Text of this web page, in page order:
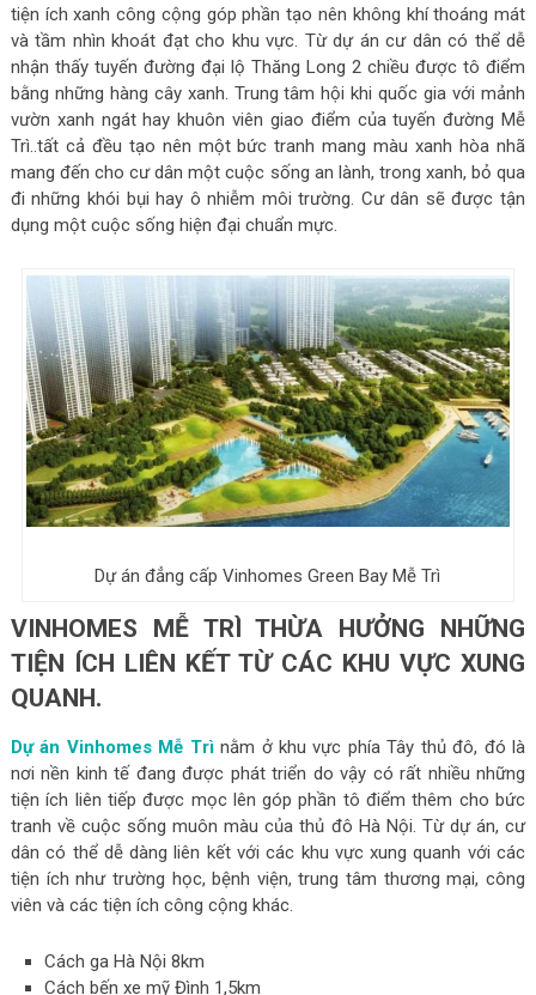
tiện ích xanh công cộng góp phần tạo nên không khí thoáng mát
và tầm nhìn khoát đạt cho khu vực. Từ dự án cư dân có thể dễ
nhận thấy tuyến đường đại lộ Thăng Long 2 chiều được tô điểm
bằng những hàng cây xanh. Trung tâm hội khi quốc gia với mảnh
vườn xanh ngát hay khuôn viên giao điểm của tuyến đường Mễ
Trì..tất cả đều tạo nên một bức tranh mang màu xanh hòa nhã
mang đến cho cư dân một cuộc sống an lành, trong xanh, bỏ qua
đi những khói bụi hay ô nhiễm môi trường. Cư dân sẽ được tận
dụng một cuộc sống hiện đại chuẩn mực.
Dự án đẳng cấp Vinhomes Green Bay Mễ Trì
VINHOMES MỄ TRÌ THỪA HƯỞNG NHỮNG
TIỆN ÍCH LIÊN KẾT TỪ CÁC KHU VỰC XUNG
QUANH.
Dự án Vinhomes Mễ Trìnằm ở khu vực phía Tây thủ đô, đó là
nơi nền kinh tế đang được phát triển do vậy có rất nhiều những
tiện ích liên tiếp được mọc lên góp phần tô điểm thêm cho bức
tranh về cuộc sống muôn màu của thủ đô Hà Nội. Từ dự án, cư
dân có thể dễ dàng liên kết với các khu vực xung quanh với các
tiện ích như trường học, bệnh viện, trung tâm thương mại, công
viên và các tiện ích công cộng khác.
Cách ga Hà Nội 8km
Cách bến xe mỹ Đình 1,5km